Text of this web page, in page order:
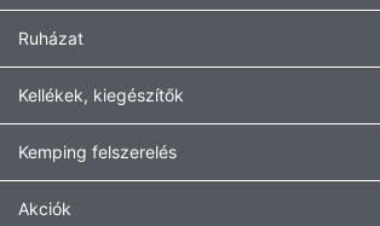
Ruházat
Kellékek, kiegészítők
Kemping felszerelés
Akciók